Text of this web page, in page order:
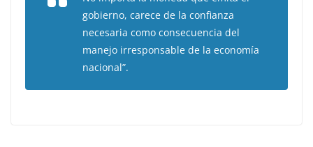
gobierno, carece de la confianza
necesaria como consecuencia del
manejo irresponsable de la economía
nacional”.